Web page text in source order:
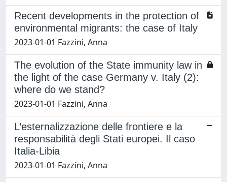
Recent developments in the protection of
environmental migrants: the case of Italy
2023-01-01 Fazzini, Anna
The evolution of the State immunity law in
the light of the case Germany v. Italy (2):
where do we stand?
2023-01-01 Fazzini, Anna
L’esternalizzazione delle frontiere e la
responsabilità degli Stati europei. Il caso
Italia-Libia
2023-01-01 Fazzini, Anna